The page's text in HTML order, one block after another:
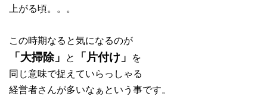
上がる頃。。。
この時期なると気になるのが
「大掃除」 と 「片付け」 を
同じ意味で捉えていらっしゃる
経営者さんが多いなぁという事です。